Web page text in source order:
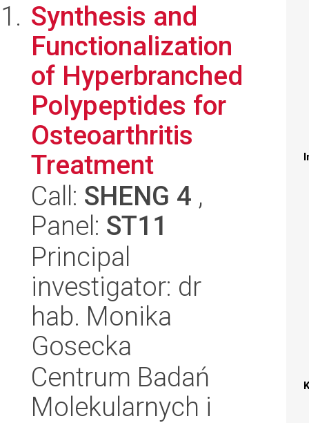
Synthesis and
Functionalization
of Hyperbranched
Polypeptides for
Osteoarthritis
Treatment
Call: SHENG 4 ,
Panel: ST11
Principal
investigator: dr
hab. Monika
Gosecka
Centrum Badań
Molekularnych i